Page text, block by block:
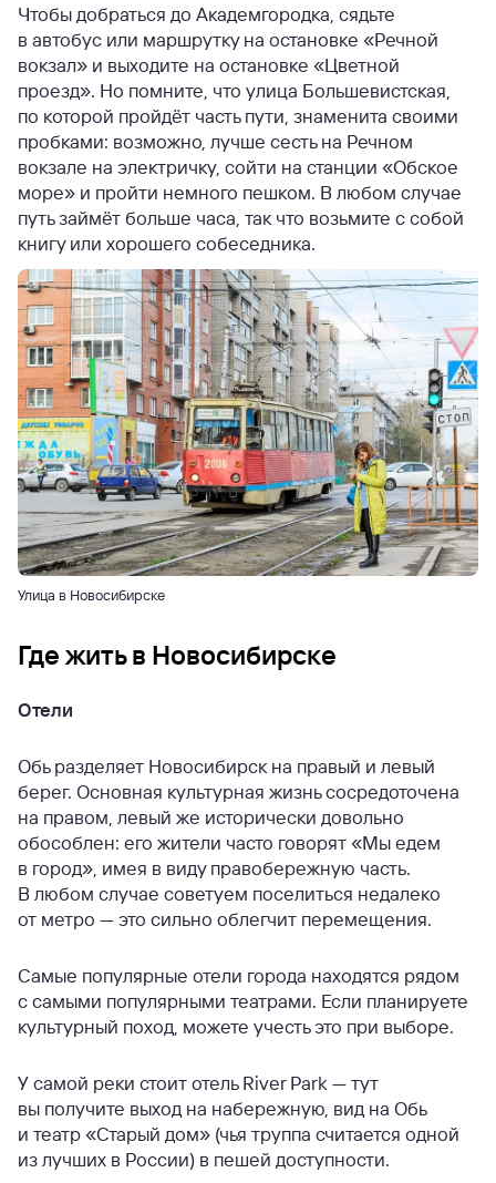
Чтобы добраться до Академгородка, сядьте
в автобус или маршрутку на остановке «Речной
вокзал» и выходите на остановке «Цветной
проезд». Но помните, что улица Большевистская,
по которой пройдёт часть пути, знаменита своими
пробками: возможно, лучше сесть на Речном
вокзале на электричку, сойти на станции «Обское
море» и пройти немного пешком. В любом случае
путь займёт больше часа, так что возьмите с собой
книгу или хорошего собеседника.
Улица в Новосибирске
Где жить в Новосибирске
Отели
Обь разделяет Новосибирск на правый и левый
берег. Основная культурная жизнь сосредоточена
на правом, левый же исторически довольно
обособлен: его жители часто говорят «Мы едем
в город», имея в виду правобережную часть.
В любом случае советуем поселиться недалеко
от метро — это сильно облегчит перемещения.
Самые популярные отели города находятся рядом
с самыми популярными театрами. Если планируете
культурный поход, можете учесть это при выборе.
У самой реки стоит отель River Park — тут
вы получите выход на набережную, вид на Обь
и театр «Старый дом» (чья труппа считается одной
из лучших в России) в пешей доступности.